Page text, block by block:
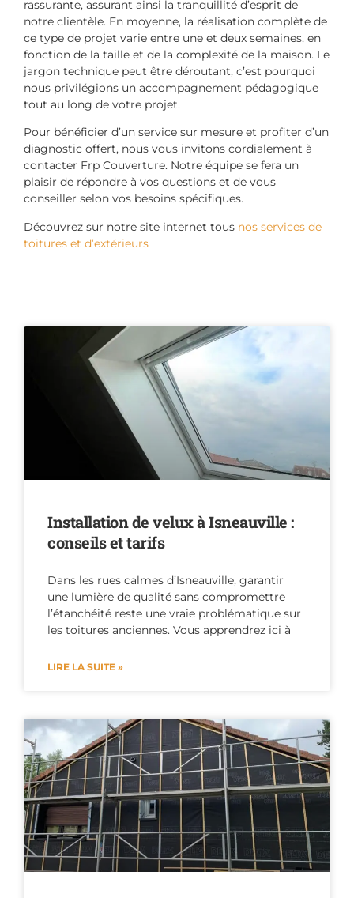
rassurante, assurant ainsi la tranquillité d’esprit de
notre clientèle. En moyenne, la réalisation complète de
ce type de projet varie entre une et deux semaines, en
fonction de la taille et de la complexité de la maison. Le
jargon technique peut être déroutant, c’est pourquoi
nous privilégions un accompagnement pédagogique
tout au long de votre projet.
Pour bénéficier d’un service sur mesure et profiter d’un
diagnostic offert, nous vous invitons cordialement à
contacter Frp Couverture. Notre équipe se fera un
plaisir de répondre à vos questions et de vous
conseiller selon vos besoins spécifiques.
Découvrez sur notre site internet tous nos services de
toitures et d’extérieurs
Installation de velux à Isneauville :
conseils et tarifs
Dans les rues calmes d’Isneauville, garantir
une lumière de qualité sans compromettre
l’étanchéité reste une vraie problématique sur
les toitures anciennes. Vous apprendrez ici à
LIRE LA SUITE »